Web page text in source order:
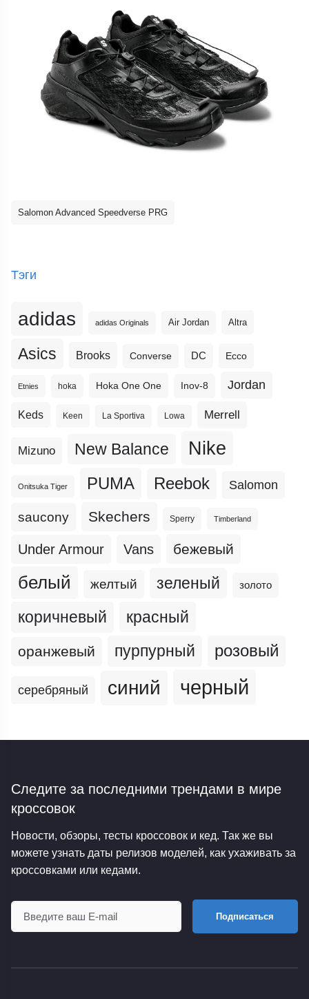
Salomon Advanced Speedverse PRG
Тэги
adidas adidas Originals Air Jordan Altra
Asics Brooks Converse DC Ecco
Etnies hoka Hoka One One Inov-8 Jordan
Keds Keen La Sportiva Lowa Merrell
Mizuno New Balance Nike
Onitsuka Tiger PUMA Reebok Salomon
saucony Skechers Sperry Timberland
Under Armour Vans бежевый
белый желтый зеленый золото
коричневый красный
оранжевый пурпурный розовый
серебряный синий черный
Следите за последними трендами в мире
кроссовок
Новости, обзоры, тесты кроссовок и кед. Так же вы
можете узнать даты релизов моделей, как ухаживать за
кроссовками или кедами.
Подписаться